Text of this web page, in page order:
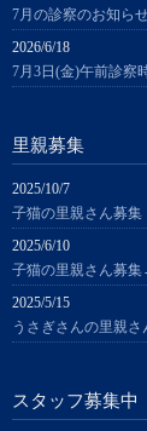
7月の診察のお知ら
2026/6/18
7月3日(金)午前診察
里親募集
2025/10/7
子猫の里親さん募集
2025/6/10
子猫の里親さん募
2025/5/15
うさぎさんの里親
スタッフ募集中